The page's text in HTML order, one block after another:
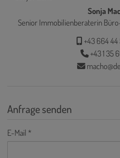
Sonja
Senior Immobilienberaterin
+43 664 44
+43 1 35
Anfrage senden
E-Mail